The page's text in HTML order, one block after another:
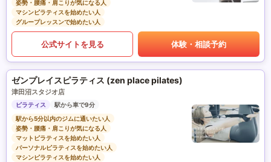
姿勢・腰痛・肩こりが気になる人
マシンピラティスを始めたい人
グループレッスンで始めたい人
公式サイトを見る 体験・相談予約
ゼンプレイスピラティス (zen place pilates)
津田沼スタジオ店
ピラティス
駅から車で9分
駅から5分以内のジムに通いたい人
姿勢・腰痛・肩こりが気になる人
マットピラティスを始めたい人
パーソナルピラティスを始めたい人
マシンピラティスを始めたい人